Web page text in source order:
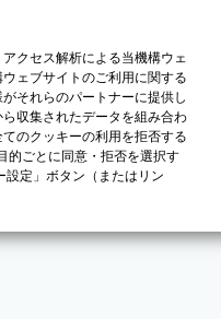
クセス解析による当機構ウェ
ェブサイトのご利用に関する
それらのパートナーに提供し
収集されたデータを組み合わ
のクッキーの利用を拒否する
的ごとに同意・拒否を選択す
設定」ボタン（またはリン